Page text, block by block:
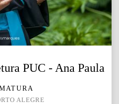
PUC - Ana Paula
ALEGRE